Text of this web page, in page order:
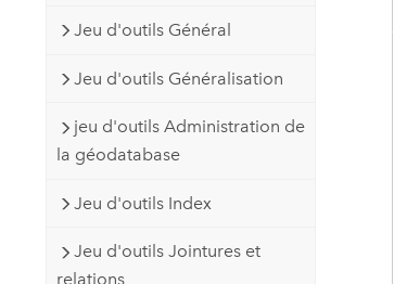
Jeu d'outils Général
Jeu d'outils Généralisation
jeu d'outils Administration de
la géodatabase
Jeu d'outils Index
Jeu d'outils Jointures et
relations